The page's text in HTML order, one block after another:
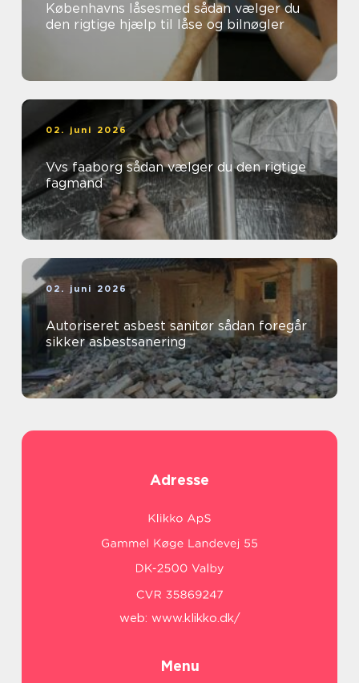
Københavns låsesmed sådan vælger du
den rigtige hjælp til låse og bilnøgler
02. juni 2026
Vvs faaborg sådan vælger du den rigtige
fagmand
02. juni 2026
Autoriseret asbest sanitør sådan foregår
sikker asbestsanering
Adresse
web: www.klikko.dk/
Menu